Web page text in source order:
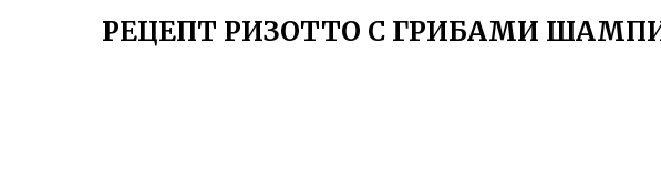
РЕЦЕПТ РИЗОТТО С ГРИБАМИ